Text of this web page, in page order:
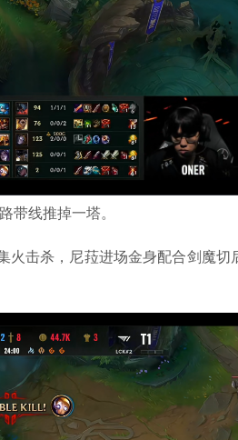
带线推掉一塔。
击杀，尼菈进场金身配合剑魔切